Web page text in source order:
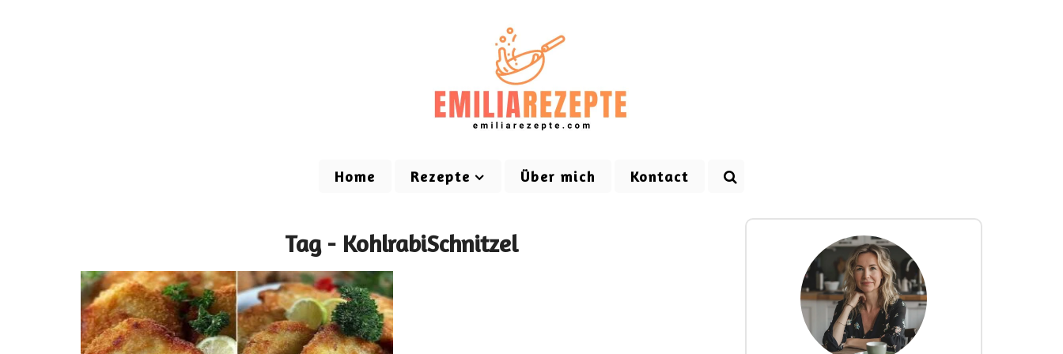
Home Rezepte Über mich Kontact
Tag - KohlrabiSchnitzel